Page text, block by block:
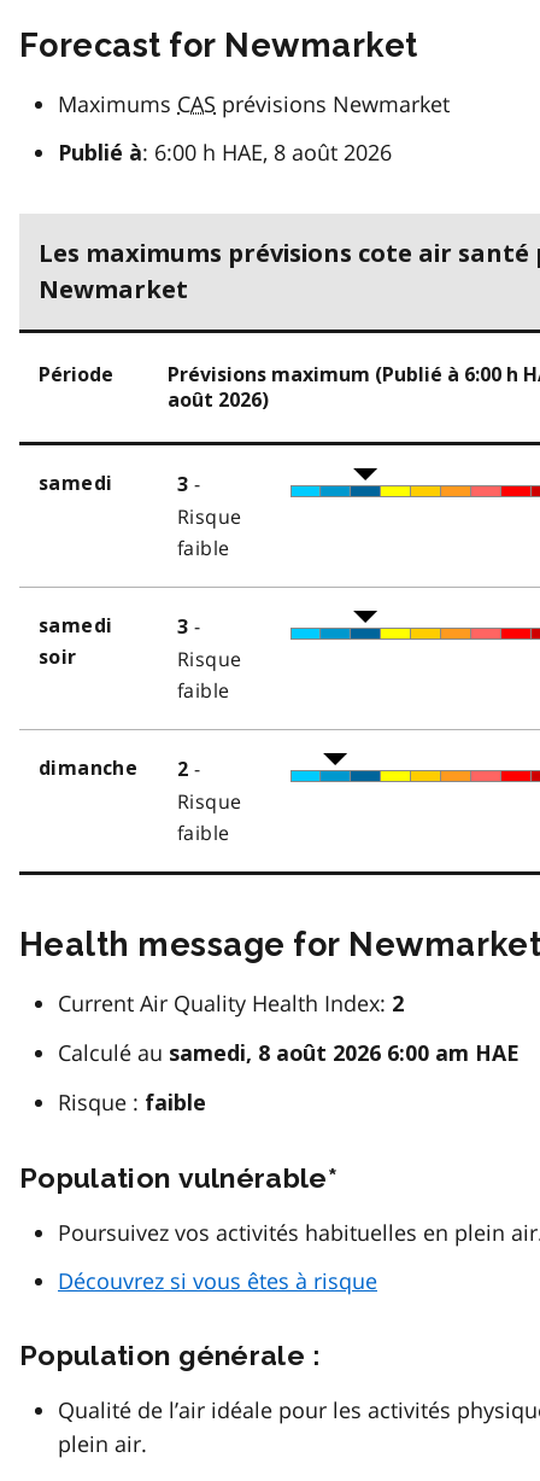
Forecast for Newmarket
Maximums CAS prévisions Newmarket
Publié à: 6:00 h HAE, 8 août 2026
Les maximums prévisions cote air santé
Newmarket
Période
Prévisions maximum (Publié à 6:00 h
août 2026)
samedi 3 -
Risque
faible
samedi
soir
3 -
Risque
faible
dimanche 2 -
Risque
faible
Health message for
Current Air Quality Health Index: 2
Calculé au samedi, 8 août 2026 6:00 am HAE
Risque : faible
Population vulnérable*
Poursuivez vos activités habituelles en plein
Découvrez si vous êtes à risque
Population générale :
Qualité de l’air idéale pour les activités
plein air.